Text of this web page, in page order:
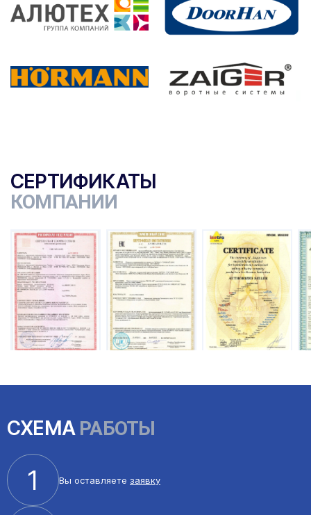
СЕРТИФИКАТЫ
КОМПАНИИ
СХЕМАРАБОТЫ
1 Вы оставляете заявку